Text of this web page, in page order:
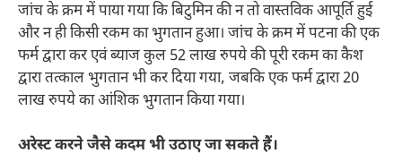
जांच के क्रम में पाया गया कि बिटुमिन की न तो वास्तविक आपूर्ति हुई
और न ही किसी रकम का भुगतान हुआ। जांच के क्रम में पटना की एक
फर्म द्वारा कर एवं ब्याज कुल 52 लाख रुपये की पूरी रकम का कैश
द्वारा तत्काल भुगतान भी कर दिया गया, जबकि एक फर्म द्वारा 20
लाख रुपये का आंशिक भुगतान किया गया।
अरेस्ट करने जैसे कदम भी उठाए जा सकते हैं।